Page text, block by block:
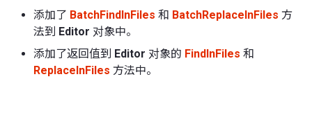
添加了 BatchFindInFiles 和 BatchReplaceInFiles 方
法到 Editor 对象中。
添加了返回值到 Editor 对象的 FindInFiles 和
ReplaceInFiles 方法中。